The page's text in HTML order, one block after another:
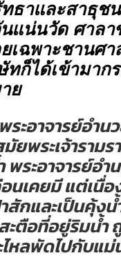
ธาและสาธุช
แน่นวัด ศาลา
เฉพาะชานศ
ก็ได้เข้ามาก
ย
ะอาจารย์อำน
ยพระเจ้าราม
ระอาจารย์อำ
นเคยมี แต่เนื่
กและเป็นคุ้งน้
ะตือที่อยู่ริมน้ำ
หลพัดไปกับแม่